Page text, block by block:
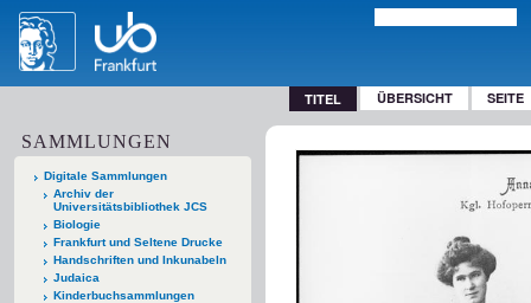
TITEL ÜBERSICHT SEITE
SAMMLUNGEN
Digitale Sammlungen
Archiv der
Universitätsbibliothek JCS
Biologie
Frankfurt und Seltene Drucke
Handschriften und Inkunabeln
Judaica
Kinderbuchsammlungen